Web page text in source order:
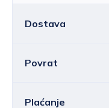
Dostava
Hrvatska
se od 6,25 do
Povrat
Sve ili pojedine
Plaćanje